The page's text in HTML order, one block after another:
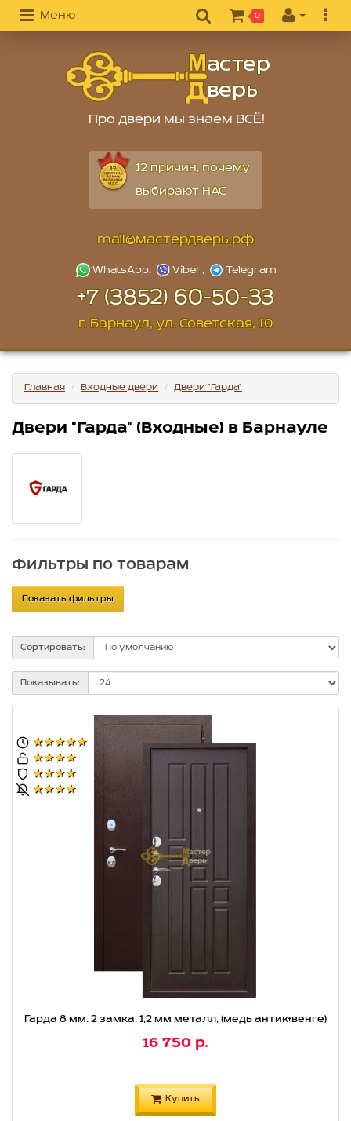
Меню 0
Про двери мы знаем ВСЁ!
12 причин, почему
выбирают НАС
mail@мастердверь.рф
+7 (3852) 60-50-33
г. Барнаул, ул. Советская, 10
Главная Входные двери Двери "Гарда"
Двери "Гарда" (Входные) в Барнауле
Фильтры по товарам
Показать фильтры
Сортировать:
Показывать:
Гарда 8 мм. 2 замка, 1,2 мм металл, (медь антик+венге)
16 750 р.
★★★★★
★★★★
★★★★
★★★★
Купить